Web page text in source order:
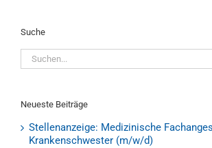
Suche
Suche
nach:
Neueste Beiträge
Stellenanzeige: Medizinische
Krankenschwester (m/w/d)